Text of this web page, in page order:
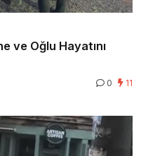
ve Oğlu Hayatını
0 11